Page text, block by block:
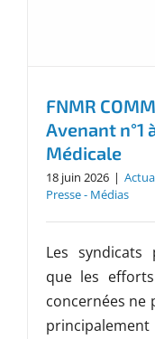
FNMR
Avenant n°1
Médicale
18 juin 2026 |
Presse - Médias
Les syndicats
que les
concernées ne